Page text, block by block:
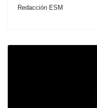
Redacción ESM